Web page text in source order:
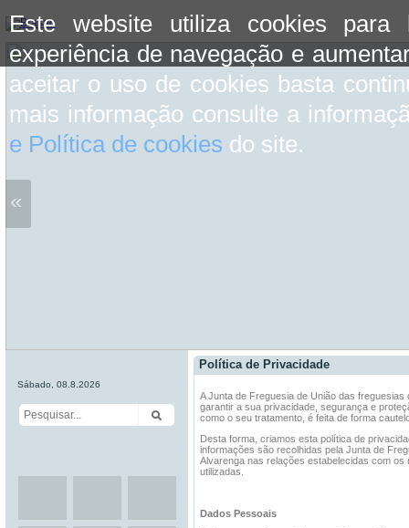
Este website utiliza cookies para
experiência de navegação e
aceitar o uso de cookies basta
mais informação consulte a
e Política de cookies do site.
«
Sábado, 08.8.2026
Política de Privacidade
A Junta de Freguesia de União das
garantir a sua privacidade, segurança e
como o seu tratamento, é feita de forma
Desta forma, criamos esta política de
informações são recolhidas pela Junta de
Alvarenga nas relações estabelecidas com
utilizadas.
Dados Pessoais